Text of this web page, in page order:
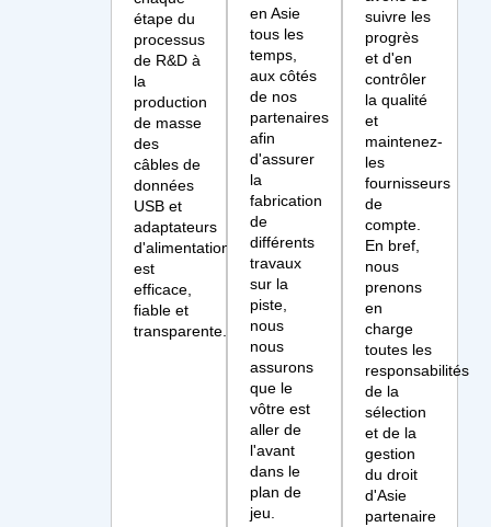
étape du
processus
de R&D à
la
production
de masse
des
câbles de
données
USB et
adaptateurs
d'alimentation
est
efficace,
fiable et
transparente.
en Asie
tous les
temps,
aux côtés
de nos
partenaires
afin
d'assurer
la
fabrication
de
différents
travaux
sur la
piste,
nous
nous
assurons
que le
vôtre est
aller de
l'avant
dans le
plan de
jeu.
suivre les
progrès
et d'en
contrôler
la qualité
et
maintenez-
les
fournisseurs
de
compte.
En bref,
nous
prenons
en
charge
toutes les
responsabilités
de la
sélection
et de la
gestion
du droit
d'Asie
partenaire